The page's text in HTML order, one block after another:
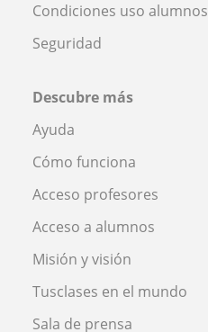
Condiciones uso alumnos
Seguridad
Descubre más
Ayuda
Cómo funciona
Acceso profesores
Acceso a alumnos
Misión y visión
Tusclases en el mundo
Sala de prensa